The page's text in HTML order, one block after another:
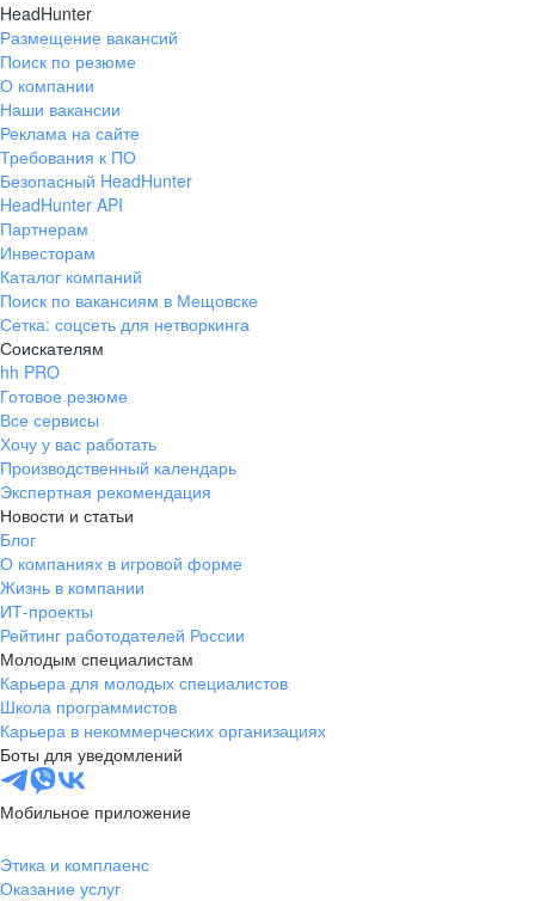
HeadHunter
Размещение вакансий
Поиск по резюме
О компании
Наши вакансии
Реклама на сайте
Требования к ПО
Безопасный HeadHunter
HeadHunter API
Партнерам
Инвесторам
Каталог компаний
Поиск по вакансиям в Мещовске
Сетка: соцсеть для нетворкинга
Соискателям
hh PRO
Готовое резюме
Все сервисы
Хочу у вас работать
Производственный календарь
Экспертная рекомендация
Новости и статьи
Блог
О компаниях в игровой форме
Жизнь в компании
ИТ-проекты
Рейтинг работодателей России
Молодым специалистам
Карьера для молодых специалистов
Школа программистов
Карьера в некоммерческих организациях
Боты для уведомлений
Мобильное приложение
Этика и комплаенс
Оказание услуг